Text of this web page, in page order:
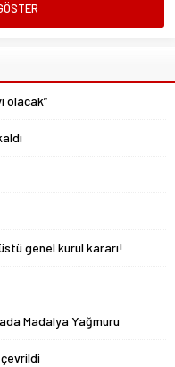
olacak”
genel kurul kararı!
Madalya Yağmuru
çevrildi